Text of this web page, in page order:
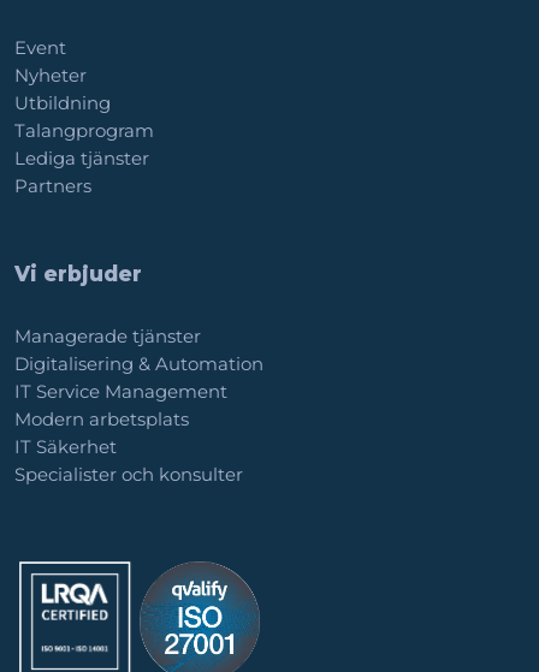
Event
Nyheter
Utbildning
Talangprogram
Lediga tjänster
Partners
Vi erbjuder
Managerade tjänster
Digitalisering & Automation
IT Service Management
Modern arbetsplats
IT Säkerhet
Specialister och konsulter